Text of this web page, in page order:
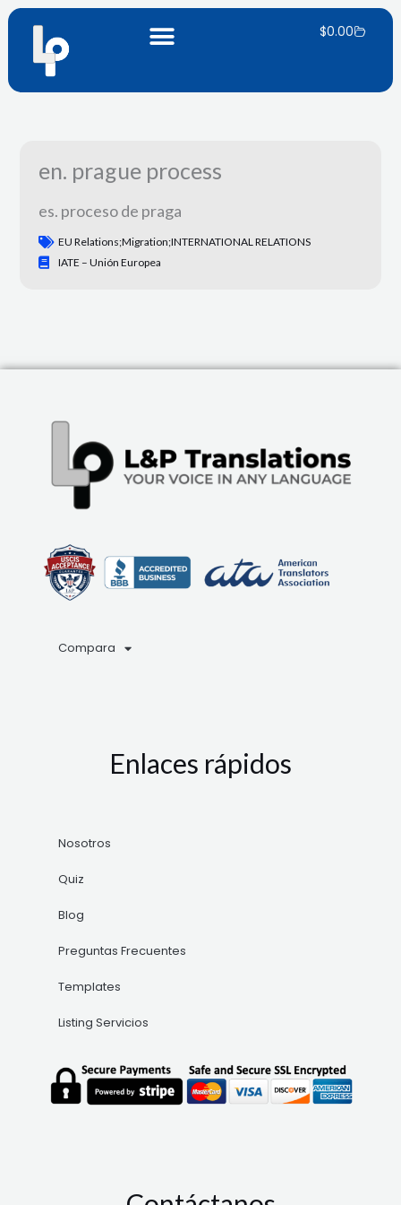
contenido
$0.00Carrito
en. prague process
es. proceso de praga
EU Relations;migration;INTERNATIONAL RELATIONS
IATE – Unión Europea
Compara
Enlaces rápidos
Nosotros
Quiz
Blog
Preguntas Frecuentes
Templates
Listing Servicios